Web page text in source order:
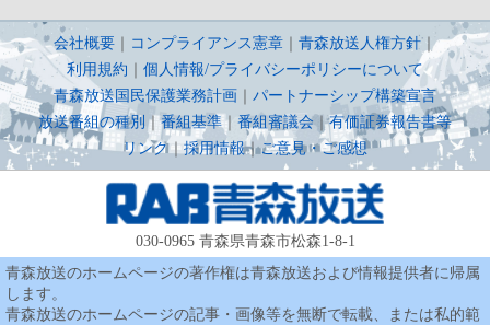
会社概要 コンプライアンス憲章 青森放送人権方針｜
利用規約
個人情報/プライバシーポリシーについて
青森放送国民保護業務計画
パートナーシップ構築宣言
放送番組の種別 ｜番組基準 ｜ 番組審議会｜有価証券報告書等
リンク｜ 採用情報｜ご意見・ご感想
030-0965 青森県青森市松森1-8-1
青森放送のホームページの著作権は青森放送および情報提供者に帰属
します。
青森放送のホームページの記事・画像等を無断で転載、または私的範